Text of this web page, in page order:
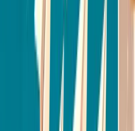
Stap 2: de juiste
targeten
utreach werkt alleen als
benadert. Dat klinkt
in de praktijk schieten veel
Gebruik LinkedIn Recruiter-